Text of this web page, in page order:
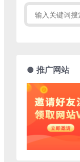
● 推广网站